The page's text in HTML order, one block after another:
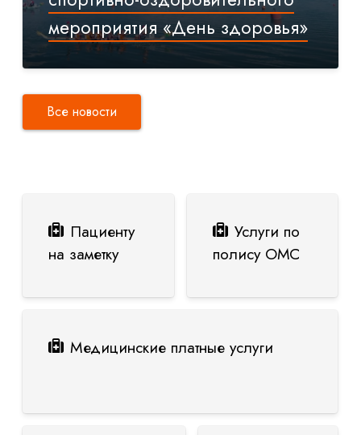
мероприятия «День здоровья»
Все новости
Пациенту
на заметку
Услуги по
полису ОМС
Медицинские платные услуги